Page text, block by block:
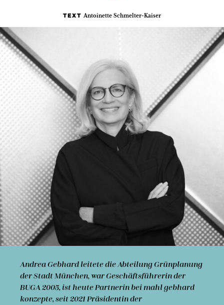
TEXT Antoinette Schmelter-Kaiser
Andrea Gebhard leitete die Abteilung Grünplanung
der Stadt München, war Geschäftsführerin der
BUGA 2005, ist heute Partnerin bei mahl gebhard
konzepte, seit 2021 Präsidentin der